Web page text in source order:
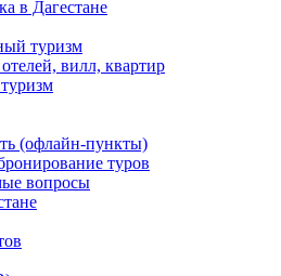
в Дагестане
туризм
вилл, квартир
(офлайн-пункты)
туров
вопросы